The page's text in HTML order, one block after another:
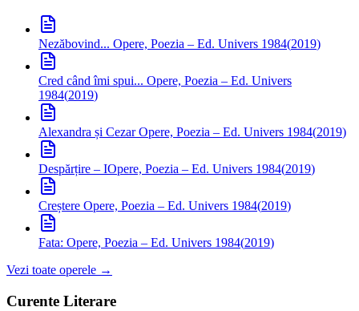
Nezăbovind... Opere, Poezia – Ed. Univers 1984(2019)
Cred când îmi spui... Opere, Poezia – Ed. Univers
1984(2019)
Alexandra și CezarOpere, Poezia – Ed. Univers 1984(2019)
Despărțire – IOpere, Poezia – Ed. Univers 1984(2019)
Creștere Opere, Poezia – Ed. Univers 1984(2019)
Fata: Opere, Poezia – Ed. Univers 1984(2019)
Vezi toate operele →
Curente Literare